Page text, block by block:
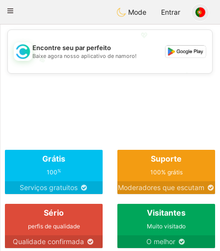
olombiaCitas
Toggle
Mode Entrar
💖
💕
Encontre seu par perfeito
Baixe agora nosso aplicativo de namoro!
Grátis
100%
Serviços gratuitos
Suporte
100% grátis
Moderadores que escutam
Sério
perfis de qualidade
Qualidade confirmada
Visitantes
Muito visitado
O melhor